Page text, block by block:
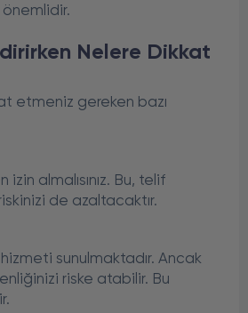
Nelere Dikkat
etmeniz gereken bazı
almalısınız. Bu, telif
de azaltacaktır.
sunulmaktadır. Ancak
riske atabilir. Bu